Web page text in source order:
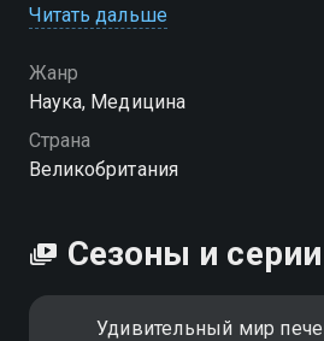
они идут через дебри медицины
наш организм
Читать дальше
Жанр
Наука, Медицина
Страна
Великобритания
Сезоны и серии
Удивительный мир